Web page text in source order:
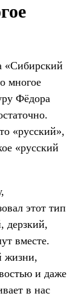
«Сибирский
многое
Фёдора
«русский»,
«русский
этот тип
дерзкий,
вместе.
жизни,
и даже
в нас